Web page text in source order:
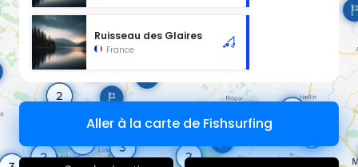
Ruisseau des Glaires
France
Aller à la carte de Fishsurfing